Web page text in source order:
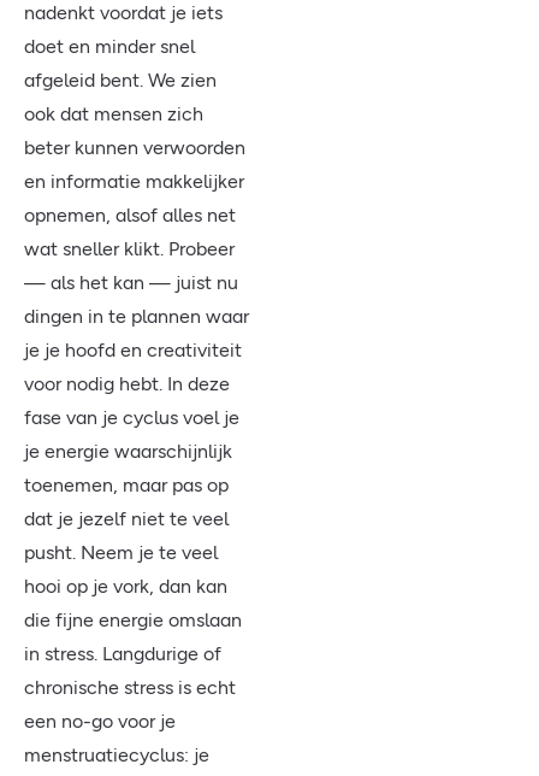
nadenkt voordat je iets
doet en minder snel
afgeleid bent. We zien
ook dat mensen zich
beter kunnen verwoorden
en informatie makkelijker
opnemen, alsof alles net
wat sneller klikt. Probeer
— als het kan — juist nu
dingen in te plannen waar
je je hoofd en creativiteit
voor nodig hebt. In deze
fase van je cyclus voel je
je energie waarschijnlijk
toenemen, maar pas op
dat je jezelf niet te veel
pusht. Neem je te veel
hooi op je vork, dan kan
die fijne energie omslaan
in stress. Langdurige of
chronische stress is echt
een no-go voor je
menstruatiecyclus: je